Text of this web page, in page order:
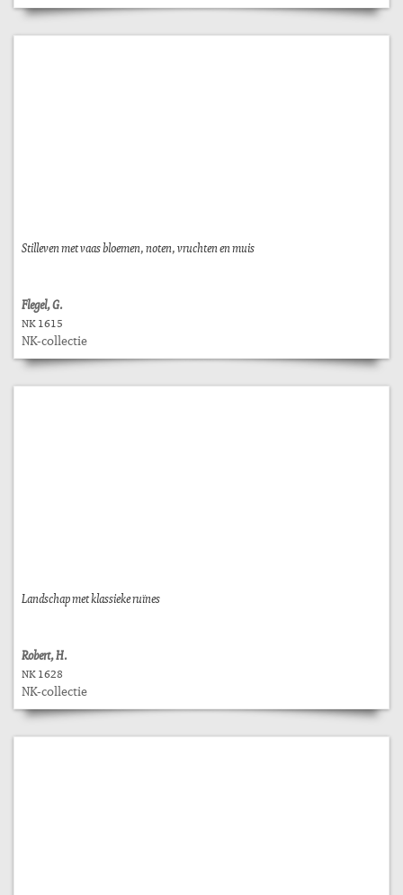
Stilleven met vaas bloemen, noten, vruchten en muis
Flegel, G.
NK 1615
NK-collectie
Landschap met klassieke ruïnes
Robert, H.
NK 1628
NK-collectie